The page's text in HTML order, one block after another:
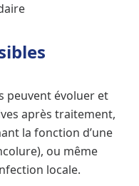
peuvent évoluer et
après traitement,
la fonction d’une
ou même
locale.